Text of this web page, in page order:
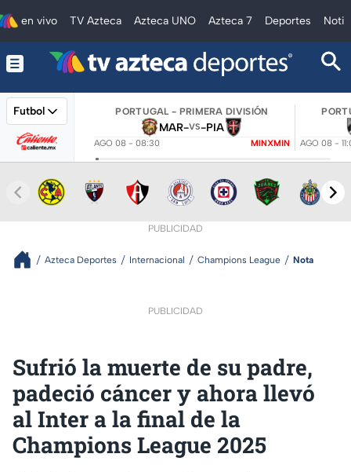
en vivo TV Azteca Azteca UNO Azteca 7 Deportes
Futbol PORTUGAL - PRIMERA DIVISIÓN
MAR-VS-PIA
AGO 08 - 08:30 MINXMIN AGO 08 -
PUBLICIDAD
Azteca Deportes Internacional Champions League Nota
PUBLICIDAD
Sufrió la muerte de su padre,
padeció cáncer y ahora llevó
al Inter a la final de la
Champions League 2025